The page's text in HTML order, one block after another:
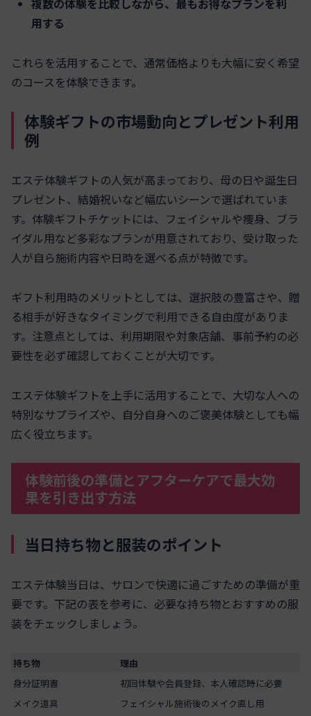
複数の体験を比較しながら、最もお得なプランを利
用する
これらを活用することで、通常価格よりも大幅に安く希望
のコースを体験できます。
体験ギフトの市場動向とプレゼント利用
例
エステ体験ギフトの人気が高まっており、母の日や誕生日
プレゼント、結婚祝いなど幅広いシーンで選ばれていま
す。体験ギフトチケットには、フェイシャルや痩身、ブラ
イダル用など多彩なプランが用意されており、受け取った
人が自ら施術内容や日時を選べる点が特徴です。
ギフト利用時のメリットとしては、選択肢の豊富さや、贈
る相手が好きなタイミングで利用できる自由度がありま
す。注意点としては、利用期限や対象店舗、事前予約の必
要性を必ず確認しておくことが大切です。
エステ体験ギフトを上手に活用することで、大切な人への
特別なサプライズや、自分自身へのご褒美体験としても幅
広く役立ちます。
体験前後の準備とアフターケアで最大効
果を引き出す方法
当日持ち物と服装のポイント
エステ体験当日は、サロンで快適に過ごすための準備が重
要です。下記の表を参考に、必要な持ち物とおすすめの服
装をチェックしましょう。
持ち物
理由
身分証明書
初回体験や会員登録、本人確認時に必要
メイク道具
フェイシャル施術後のメイク直し用